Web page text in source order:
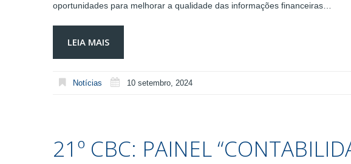
oportunidades para melhorar a qualidade das informações financeiras…
LEIA MAIS
Notícias 10 setembro, 2024
21º CBC: PAINEL